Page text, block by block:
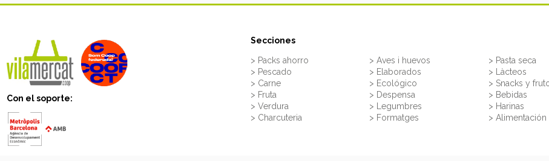
Con el soporte:
Secciones
> Packs ahorro
> Pescado
> Carne
> Fruta
> Verdura
> Charcuteria
> Aves i huevos
> Elaborados
> Ecológico
> Despensa
> Legumbres
> Formatges
> Pasta seca
> Làcteos
> Snacks y
> Bebidas
> Harinas
> Alimentación